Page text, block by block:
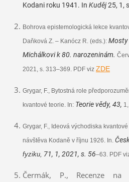
Kodani roku 1941. In Kuděj25, 1,
Bohrova epistemologická lekce
Daňková Z. – Kanócz R. (eds.): Mosty
Michálkovi k 80. narozeninám.
2021, s. 313–369. PDF viz ZDE
Grygar, F., Bytostná role
kvantové teorie. In: Teorie vědy, 43,
Grygar, F., Ideová východiska
návštěva Kodaně v říjnu 1926. In.
fyziku, 71, 1, 2021, s. 56–63. PDF
Čermák, P., Recenze